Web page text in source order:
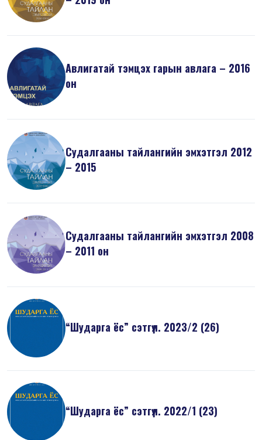
Авлигатай тэмцэх гарын авлага – 2016
он
Судалгааны тайлангийн эмхэтгэл 2012
– 2015
Судалгааны тайлангийн эмхэтгэл 2008
– 2011 он
“Шударга ёс” сэтгүүл. 2023/2 (26)
“Шударга ёс” сэтгүүл. 2022/1 (23)